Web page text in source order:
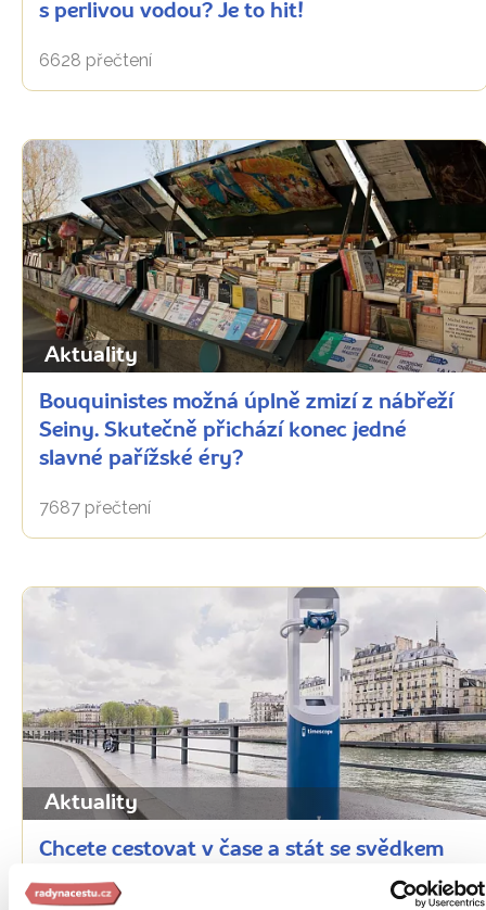
s perlivou vodou? Je to hit!
6628 přečtení
Aktuality
Bouquinistes možná úplně zmizí z nábřeží
Seiny. Skutečně přichází konec jedné
slavné pařížské éry?
7687 přečtení
Aktuality
Chcete cestovat v čase a stát se svědkem
událostí, které hýbaly Paříží roku 1628?